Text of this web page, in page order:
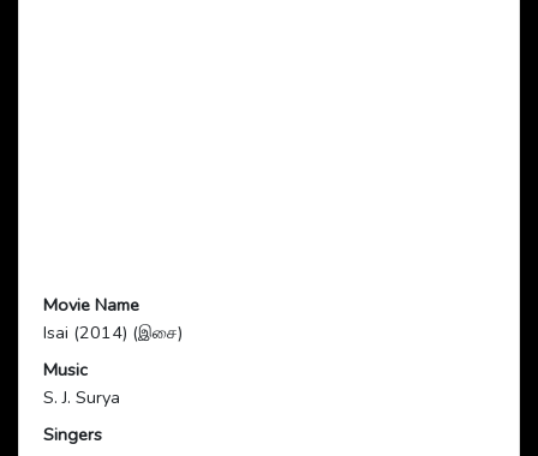
Movie Name
Isai (2014) (இசை)
Music
S. J. Surya
Singers